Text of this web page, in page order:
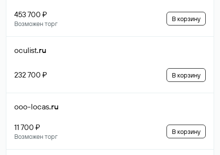
453 700 ₽
Возможен торг
В корзину
oculist.ru
232 700 ₽ В корзину
ooo-locas.ru
11 700 ₽
Возможен торг
В корзину